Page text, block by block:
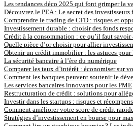
Les tendances déco 2025 qui font grimper la
Découvrez le PEA : Le secret des investisseurs
Comprendre le trading de CFD : risques et
Investissement durable : choisir des fonds
Crédit à la consommation : ce qu’il faut savoir
Quelle pièce d’or choisir pour allier
Obtenir un crédit immobilier : les astuces pour
La sécurité bancaire à l’ère du numérique
Comparer les taux d’intérêt : économiser sur
Comment les banques peuvent soutenir le
Les services bancaires innovants pour les PME
Restructuration de crédit : solutions pour
Investir dans les startups : risques et
Comment améliorer votre score de crédit
Stratégies d’investissement en bourse pour